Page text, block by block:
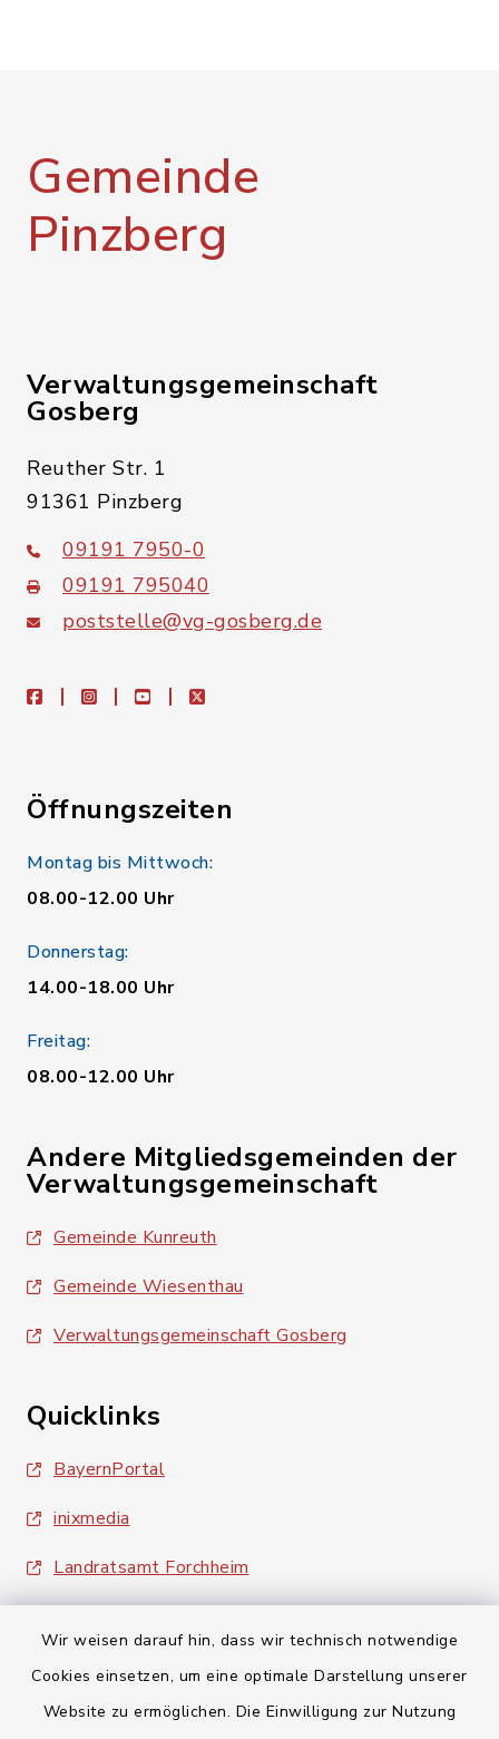
Wir weisen darauf hin, dass wir technisch notwendige
Cookies einsetzen, um eine optimale Darstellung unserer
Website zu ermöglichen. Die Einwilligung zur Nutzung
Gemeinde
Pinzberg
Verwaltungsgemeinschaft
Gosberg
Reuther Str. 1
91361 Pinzberg
09191 7950-0
09191 795040
poststelle@vg-gosberg.de
facebookinstagramyoutubeX
Öffnungszeiten
Montag bis Mittwoch:
08.00-12.00 Uhr
Donnerstag:
14.00-18.00 Uhr
Freitag:
08.00-12.00 Uhr
Andere Mitgliedsgemeinden der
Verwaltungsgemeinschaft
Gemeinde Kunreuth
Gemeinde Wiesenthau
Verwaltungsgemeinschaft Gosberg
Quicklinks
BayernPortal
inixmedia
Landratsamt Forchheim